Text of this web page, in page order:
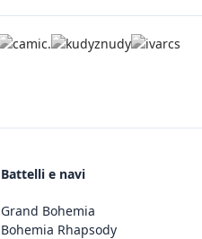
Battelli e navi
Grand Bohemia
Bohemia Rhapsody